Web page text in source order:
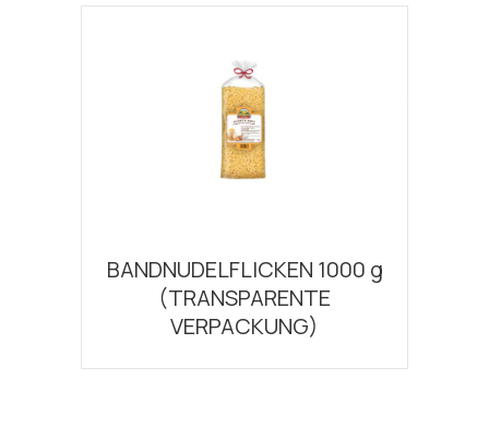
BANDNUDELFLICKEN 1000 g
(TRANSPARENTE
VERPACKUNG)